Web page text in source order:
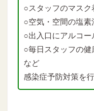
○スタッフのマスク
○空気・空間の塩素
○出入口にアルコー
○毎日スタッフの
など
感染症予防対策を